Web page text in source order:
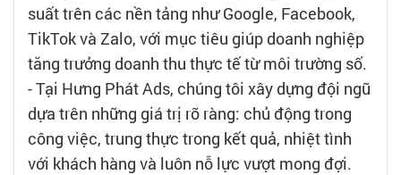
suất trên các nền tảng như Google, Facebook,
TikTok và Zalo, với mục tiêu giúp doanh nghiệp
tăng trưởng doanh thu thực tế từ môi trường số.
- Tại Hưng Phát Ads, chúng tôi xây dựng đội ngũ
dựa trên những giá trị rõ ràng: chủ động trong
công việc, trung thực trong kết quả, nhiệt tình
với khách hàng và luôn nỗ lực vượt mong đợi.